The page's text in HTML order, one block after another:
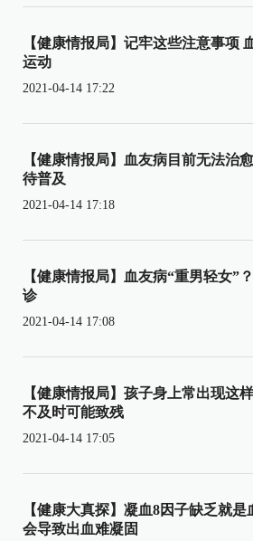
【健康情报局】记牢这些注意事项
运动
2021-04-14 17:22
【健康情报局】血友病目前无法治
待普及
2021-04-14 17:18
【健康情报局】血友病“重男轻女”
诊
2021-04-14 17:08
【健康情报局】孩子身上常出现这
不及时可能致残
2021-04-14 17:05
【健康大真探】凝血8因子缺乏就
会导致出血难凝固